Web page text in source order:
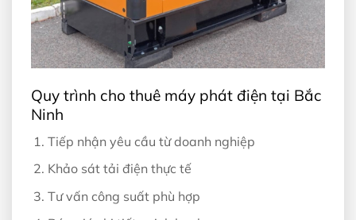
Quy trình cho thuê máy phát điện tại Bắc
Ninh
Tiếp nhận yêu cầu từ doanh nghiệp
Khảo sát tải điện thực tế
Tư vấn công suất phù hợp